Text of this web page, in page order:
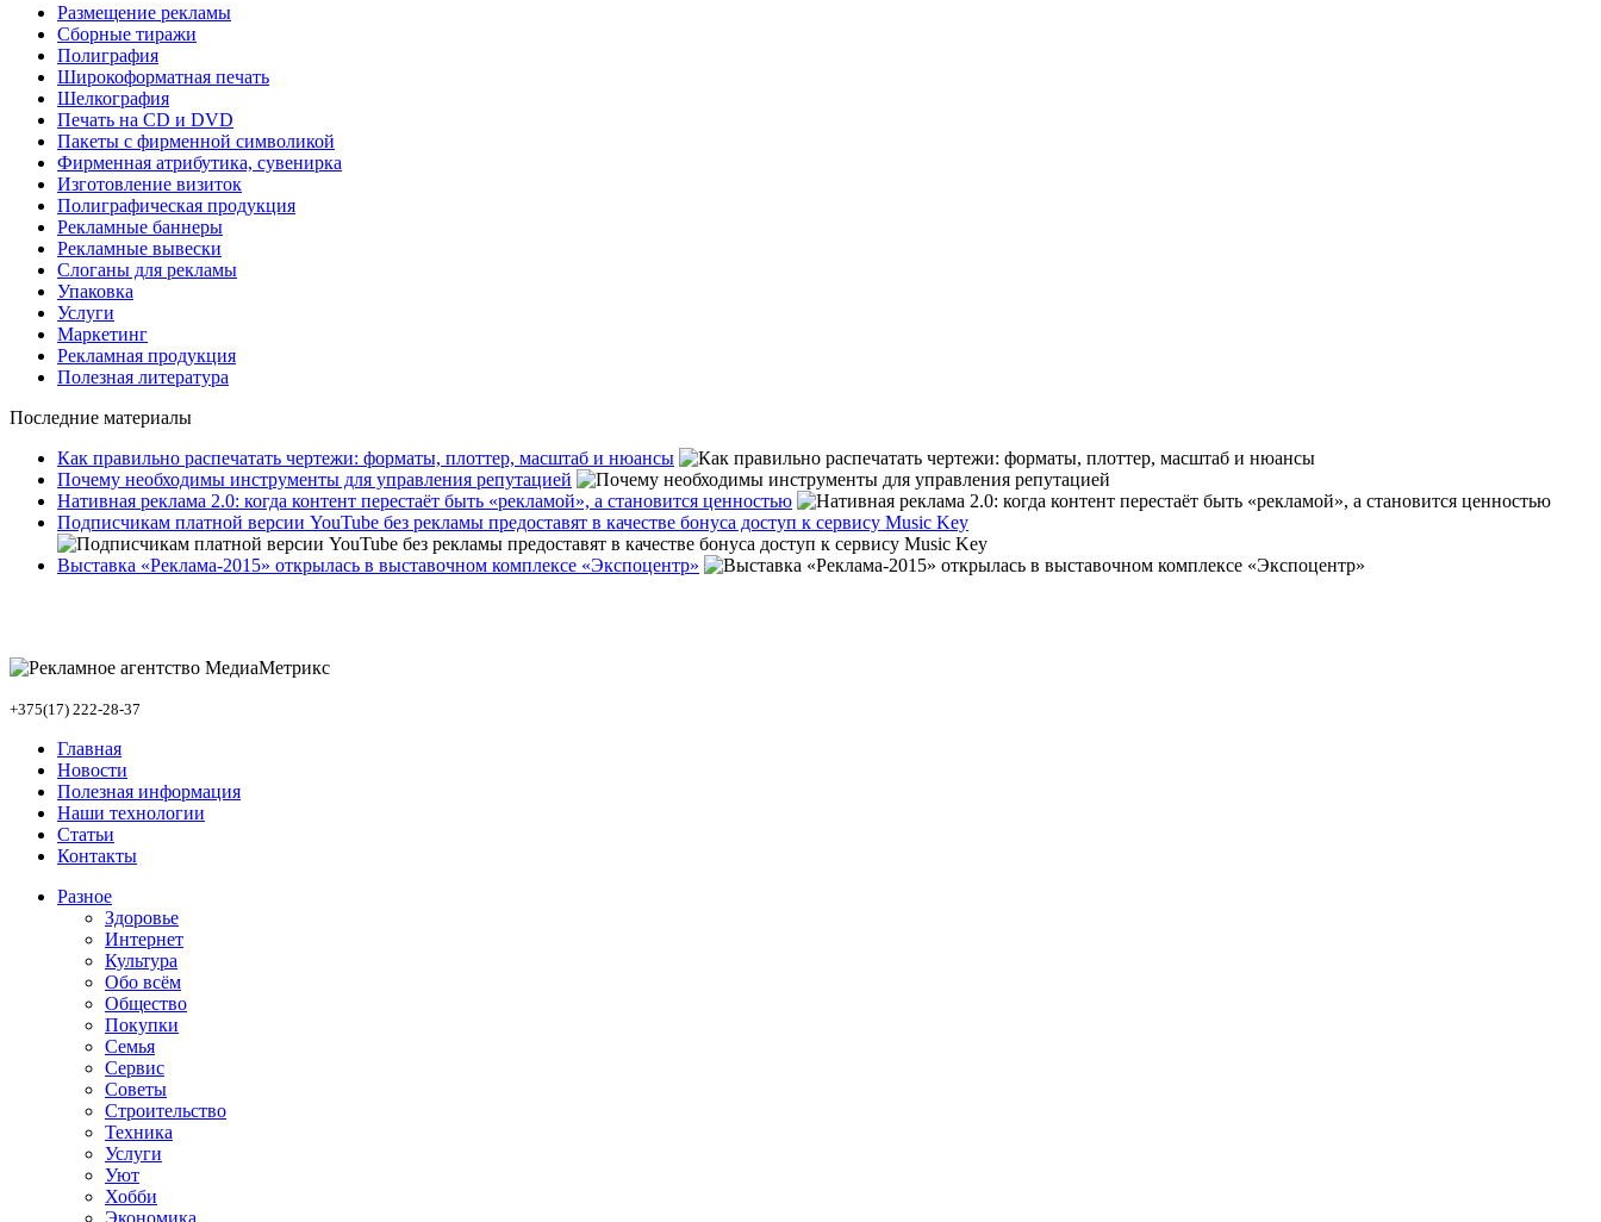
Размещение рекламы
Сборные тиражи
Полиграфия
Широкоформатная печать
Шелкография
Печать на СD и DVD
Пакеты с фирменной символикой
Фирменная атрибутика, сувенирка
Изготовление визиток
Полиграфическая продукция
Рекламные баннеры
Рекламные вывески
Слоганы для рекламы
Упаковка
Услуги
Маркетинг
Рекламная продукция
Полезная литература
Последние материалы
Как правильно распечатать чертежи: форматы, плоттер, масштаб и нюансы
Почему необходимы инструменты для управления репутацией
Нативная реклама 2.0: когда контент перестаёт быть «рекламой», а становится ценностью
Подписчикам платной версии YouTube без рекламы предоставят в качестве бонуса доступ к сервису Music Key
Выставка «Реклама-2015» открылась в выставочном комплексе «Экспоцентр»
+375(17) 222-28-37
Главная
Новости
Полезная информация
Наши технологии
Статьи
Контакты
Разное
Здоровье
Интернет
Культура
Обо всём
Общество
Покупки
Семья
Сервис
Советы
Строительство
Техника
Услуги
Уют
Хобби
Экономика